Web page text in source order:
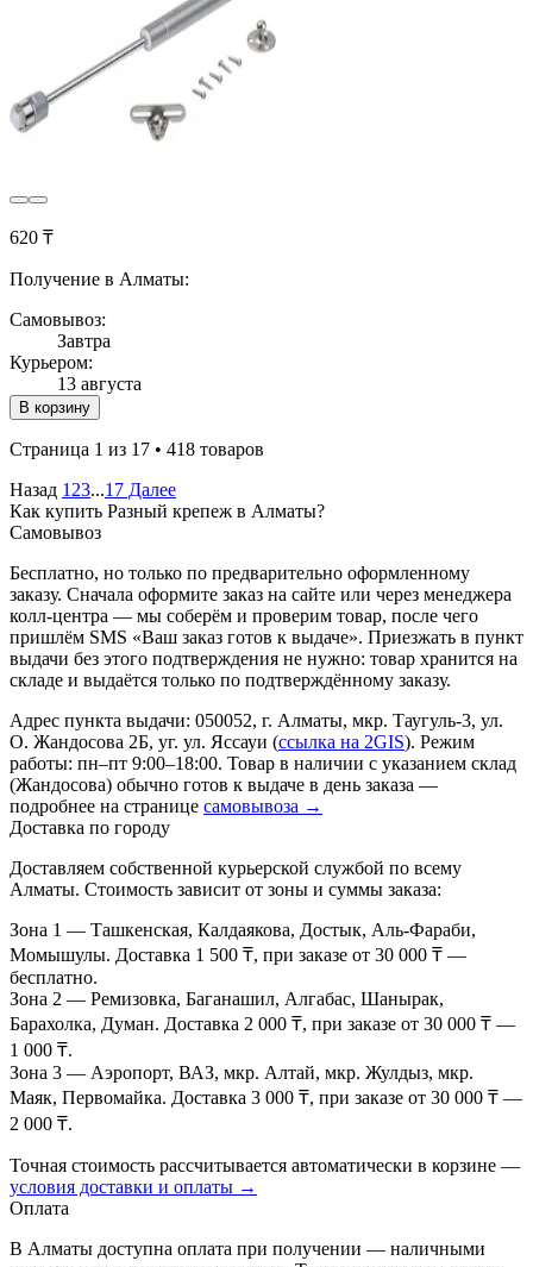
620 ₸
Получение в Алматы:
Самовывоз:
Завтра
Курьером:
13 августа
В корзину
Страница 1 из 17 • 418 товаров
Назад 1 23...17 Далее
Как купить Разный крепеж в Алматы?
Самовывоз
Бесплатно, но только по предварительно оформленному
заказу. Сначала оформите заказ на сайте или через менеджера
колл-центра — мы соберём и проверим товар, после чего
пришлём SMS «Ваш заказ готов к выдаче». Приезжать в пункт
выдачи без этого подтверждения не нужно: товар хранится на
складе и выдаётся только по подтверждённому заказу.
Адрес пункта выдачи: 050052, г. Алматы, мкр. Таугуль-3, ул.
О. Жандосова 2Б, уг. ул. Яссауи (ссылка на 2GIS). Режим
работы: пн–пт 9:00–18:00. Товар в наличии с указанием склад
(Жандосова) обычно готов к выдаче в день заказа —
подробнее на странице самовывоза →
Доставка по городу
Доставляем собственной курьерской службой по всему
Алматы. Стоимость зависит от зоны и суммы заказа:
Зона 1 — Ташкенская, Калдаякова, Достык, Аль-Фараби,
Момышулы. Доставка 1 500 ₸, при заказе от 30 000 ₸ —
бесплатно.
Зона 2 — Ремизовка, Баганашил, Алгабас, Шанырак,
Барахолка, Думан. Доставка 2 000 ₸, при заказе от 30 000 ₸ —
1 000 ₸.
Зона 3 — Аэропорт, ВАЗ, мкр. Алтай, мкр. Жулдыз, мкр.
Маяк, Первомайка. Доставка 3 000 ₸, при заказе от 30 000 ₸ —
2 000 ₸.
Точная стоимость рассчитывается автоматически в корзине —
условия доставки и оплаты →
Оплата
В Алматы доступна оплата при получении — наличными